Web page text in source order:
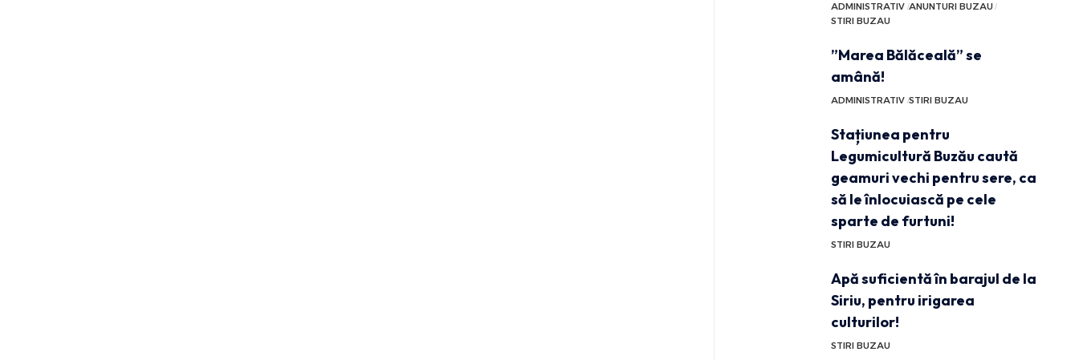
ADMINISTRATIV ANUNTURI BUZAU
STIRI BUZAU
”Marea Bălăceală” se
amână!
ADMINISTRATIV STIRI BUZAU
Stațiunea pentru
Legumicultură Buzău caută
geamuri vechi pentru sere, ca
să le înlocuiască pe cele
sparte de furtuni!
STIRI BUZAU
Apă suficientă în barajul de la
Siriu, pentru irigarea
culturilor!
STIRI BUZAU